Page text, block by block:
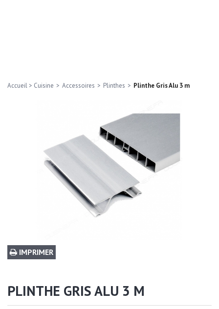
Accueil > Cuisine > Accessoires > Plinthes > Plinthe Gris Alu 3 m
IMPRIMER
PLINTHE GRIS ALU 3 M